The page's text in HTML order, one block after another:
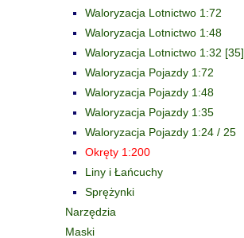
Waloryzacja Lotnictwo 1:72
Waloryzacja Lotnictwo 1:48
Waloryzacja Lotnictwo 1:32 [35]
Waloryzacja Pojazdy 1:72
Waloryzacja Pojazdy 1:48
Waloryzacja Pojazdy 1:35
Waloryzacja Pojazdy 1:24 / 25
Okręty 1:200
Liny i Łańcuchy
Sprężynki
Narzędzia
Maski